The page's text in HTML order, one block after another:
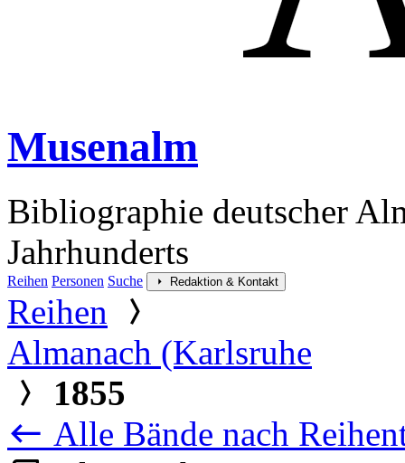
Musenalm
Bibliographie deutscher
Jahrhunderts
Reihen Personen Suche Redaktion & Kontakt
Reihen
Almanach (Karlsruhe
1855
Alle Bände nach